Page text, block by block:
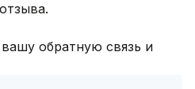
обратную связь и